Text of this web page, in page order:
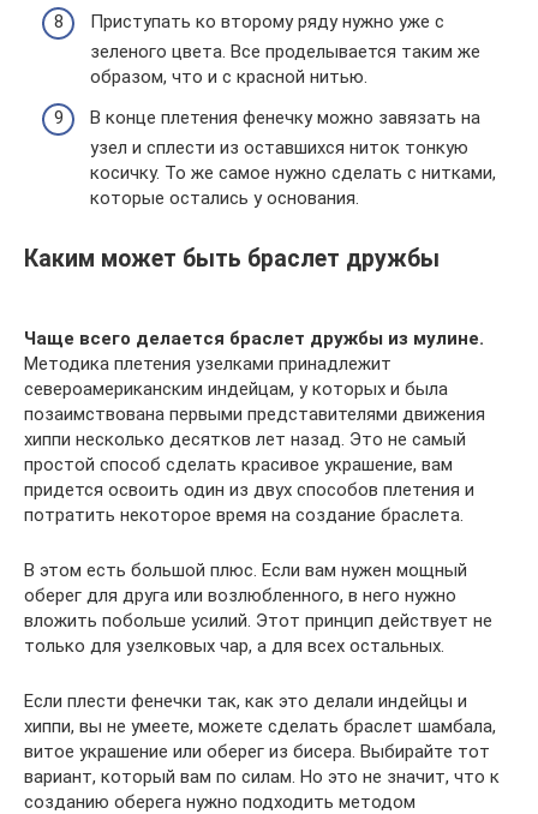
Приступать ко второму ряду нужно уже с
зеленого цвета. Все проделывается таким же
образом, что и с красной нитью.
В конце плетения фенечку можно завязать на
узел и сплести из оставшихся ниток тонкую
косичку. То же самое нужно сделать с нитками,
которые остались у основания.
Каким может быть браслет дружбы
Чаще всего делается браслет дружбы из мулине.
Методика плетения узелками принадлежит
североамериканским индейцам, у которых и была
позаимствована первыми представителями движения
хиппи несколько десятков лет назад. Это не самый
простой способ сделать красивое украшение, вам
придется освоить один из двух способов плетения и
потратить некоторое время на создание браслета.
В этом есть большой плюс. Если вам нужен мощный
оберег для друга или возлюбленного, в него нужно
вложить побольше усилий. Этот принцип действует не
только для узелковых чар, а для всех остальных.
Если плести фенечки так, как это делали индейцы и
хиппи, вы не умеете, можете сделать браслет шамбала,
витое украшение или оберег из бисера. Выбирайте тот
вариант, который вам по силам. Но это не значит, что к
созданию оберега нужно подходить методом